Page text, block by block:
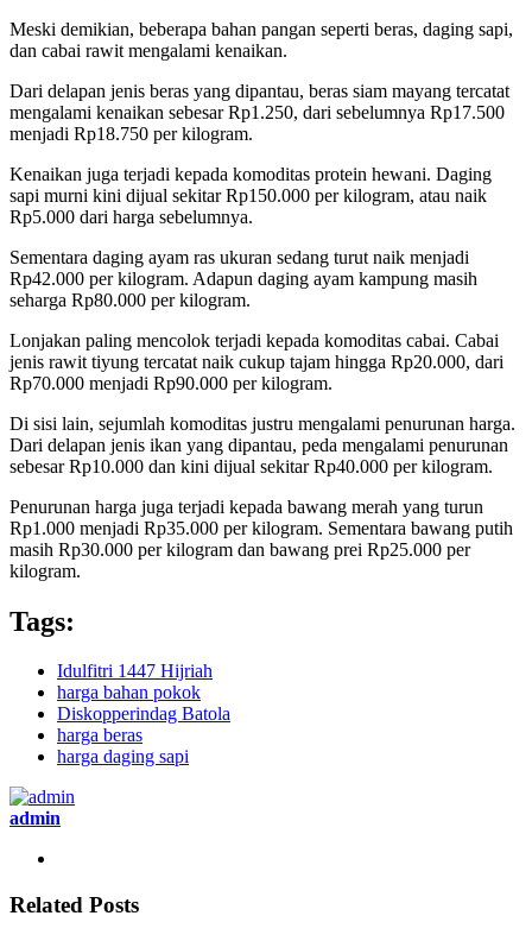
Meski demikian, beberapa bahan pangan seperti beras, daging sapi,
dan cabai rawit mengalami kenaikan.
Dari delapan jenis beras yang dipantau, beras siam mayang tercatat
mengalami kenaikan sebesar Rp1.250, dari sebelumnya Rp17.500
menjadi Rp18.750 per kilogram.
Kenaikan juga terjadi kepada komoditas protein hewani. Daging
sapi murni kini dijual sekitar Rp150.000 per kilogram, atau naik
Rp5.000 dari harga sebelumnya.
Sementara daging ayam ras ukuran sedang turut naik menjadi
Rp42.000 per kilogram. Adapun daging ayam kampung masih
seharga Rp80.000 per kilogram.
Lonjakan paling mencolok terjadi kepada komoditas cabai. Cabai
jenis rawit tiyung tercatat naik cukup tajam hingga Rp20.000, dari
Rp70.000 menjadi Rp90.000 per kilogram.
Di sisi lain, sejumlah komoditas justru mengalami penurunan harga.
Dari delapan jenis ikan yang dipantau, peda mengalami penurunan
sebesar Rp10.000 dan kini dijual sekitar Rp40.000 per kilogram.
Penurunan harga juga terjadi kepada bawang merah yang turun
Rp1.000 menjadi Rp35.000 per kilogram. Sementara bawang putih
masih Rp30.000 per kilogram dan bawang prei Rp25.000 per
kilogram.
Tags:
Idulfitri 1447 Hijriah
harga bahan pokok
Diskopperindag Batola
harga beras
harga daging sapi
admin
Related Posts